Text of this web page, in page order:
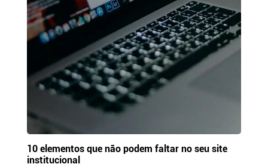
10 elementos que não podem faltar no seu site
institucional